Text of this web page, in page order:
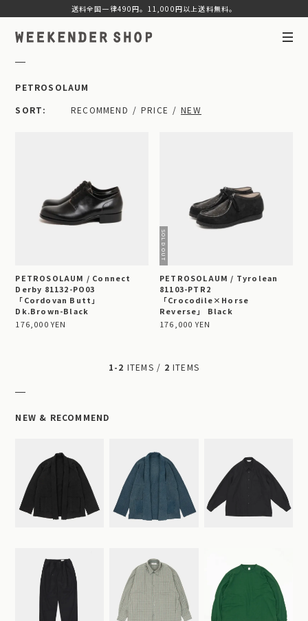
PETROSOLAUM
SORT
RECOMMEND PRICE NEW
PETROSOLAUM / Connect
Derby 81132-PO03
「Cordovan Butt」
Dk.Brown-Black
176,000 YEN
PETROSOLAUM / Tyrolean
81103-PTR2
「Crocodile×Horse
Reverse」 Black
176,000 YEN
1-2 ITEMS / 2 ITEMS
NEW & RECOMMEND
送料全国一律490円。11,000円以上送料無料。